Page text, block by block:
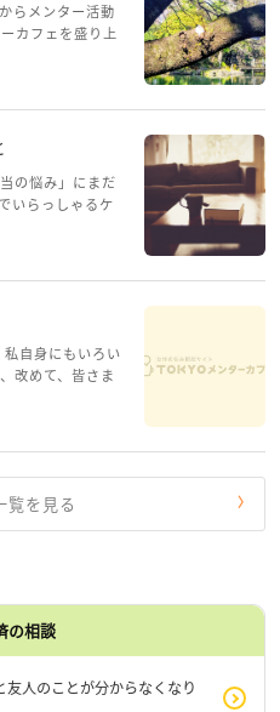
らメンター活動
カフェを盛り上
めてブログを投
とを書いてみま
の悩み」にまだ
いらっしゃるケ
深いところ（深
角度から解決の
自身にもいろい
改めて、皆さま
てる。わたし
るような日々で
覧を見る
の相談
人のことが分からなくなり